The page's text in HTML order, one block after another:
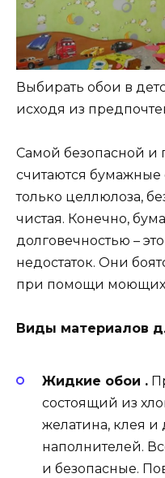
Выбирать обои в
исходя из
Самой безопасной и
считаются бумажные
только целлюлоза,
чистая. Конечно,
долговечностью –
недостаток. Они
при помощи моющих
Виды материалов
Жидкие обои .
состоящий из
желатина, клея и
наполнителей.
и безопасные.